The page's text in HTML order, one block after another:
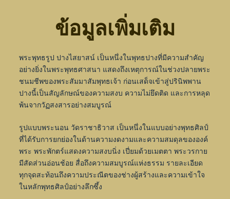
ข้อมูลเพิ่มเติม
พระพุทธรูป ปางไสยาสน์ เป็นหนึ่งในพุทธปางที่มีความสำคัญ
อย่างยิ่งในพระพุทธศาสนา แสดงถึงเหตุการณ์ในช่วงปลายพระ
ชนมชีพของพระสัมมาสัมพุทธเจ้า ก่อนเสด็จเข้าสู่ปรินิพพาน
ปางนี้เป็นสัญลักษณ์ของความสงบ ความไม่ยึดติด และการหลุด
พ้นจากวัฏสงสารอย่างสมบูรณ์
รูปแบบพระนอน วัดราชาธิวาส เป็นหนึ่งในแบบอย่างพุทธศิลป์
ที่ได้รับการยกย่องในด้านความงดงามและความสมดุลขององค์
พระ พระพักตร์แสดงความสงบนิ่ง เปี่ยมด้วยเมตตา พระวรกาย
มีสัดส่วนอ่อนช้อย สื่อถึงความสมบูรณ์แห่งธรรม รายละเอียด
ทุกจุดสะท้อนถึงความประณีตของช่างผู้สร้างและความเข้าใจ
ในหลักพุทธศิลป์อย่างลึกซึ้ง